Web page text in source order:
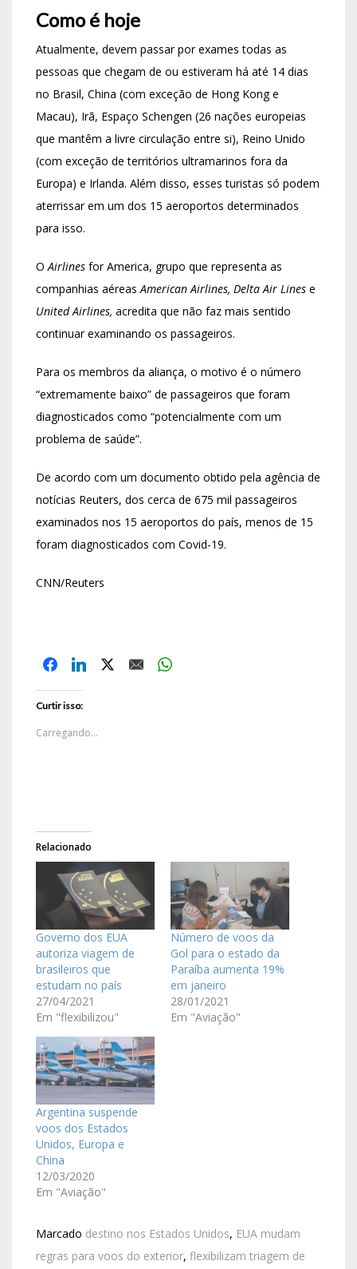
Como é hoje
Atualmente, devem passar por exames todas as
pessoas que chegam de ou estiveram há até 14 dias
no Brasil, China (com exceção de Hong Kong e
Macau), Irã, Espaço Schengen (26 nações europeias
que mantêm a livre circulação entre si), Reino Unido
(com exceção de territórios ultramarinos fora da
Europa) e Irlanda. Além disso, esses turistas só podem
aterrissar em um dos 15 aeroportos determinados
para isso.
OAirlines for America, grupo que representa as
companhias aéreasAmerican Airlines, Delta Air Lines e
United Airlines, acredita que não faz mais sentido
continuar examinando os passageiros.
Para os membros da aliança, o motivo é o número
“extremamente baixo” de passageiros que foram
diagnosticados como “potencialmente com um
problema de saúde”.
De acordo com um documento obtido pela agência de
notícias Reuters, dos cerca de 675 mil passageiros
examinados nos 15 aeroportos do país, menos de 15
foram diagnosticados com Covid-19.
CNN/Reuters
Curtir isso:
Carregando...
Relacionado
Governo dos EUA
autoriza viagem de
brasileiros que
estudam no país
27/04/2021
Em "flexibilizou"
Número de voos da
Gol para o estado da
Paraíba aumenta 19%
em janeiro
28/01/2021
Em "Aviação"
Argentina suspende
voos dos Estados
Unidos, Europa e
China
12/03/2020
Em "Aviação"
Marcado destino nos Estados Unidos, EUA mudam
regras para voos do exterior, flexibilizam triagem de